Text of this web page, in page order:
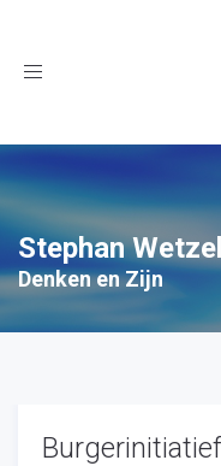
Toggle
Stephan
Denken en Zijn